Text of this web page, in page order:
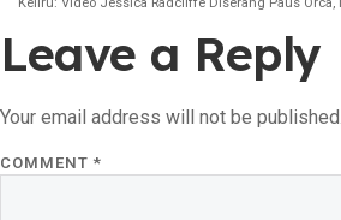
Leave a Reply
Your email address will not be published.
COMMENT *